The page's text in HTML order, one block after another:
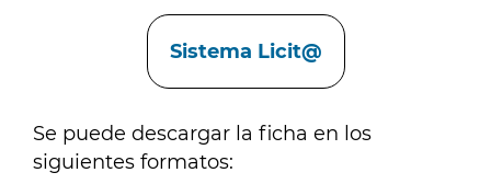
Sistema Licit@
Se puede descargar la ficha en los
siguientes formatos: